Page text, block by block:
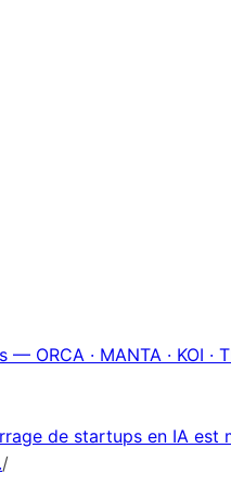
ORCA · MANTA · KOI ·
de startups en IA
/